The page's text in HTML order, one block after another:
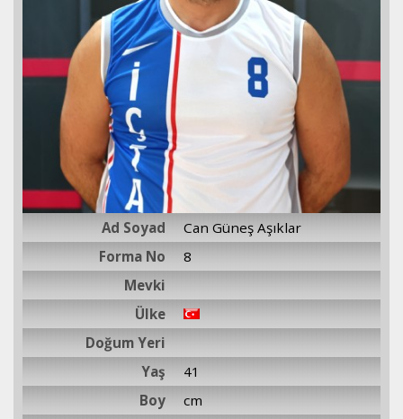
Ad Soyad
Can Güneş Aşıklar
Forma No
8
Mevki
Ülke
Doğum Yeri
Yaş
41
Boy
cm